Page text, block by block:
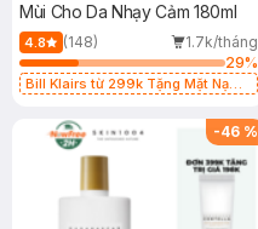
Mùi Cho Da Nhạy Cảm 180ml
4.8 (148)
1.7k/tháng
29%
Bill Klairs từ 299k Tặng Mặt Nạ
25ml (SL Có Hạn)
-46 %